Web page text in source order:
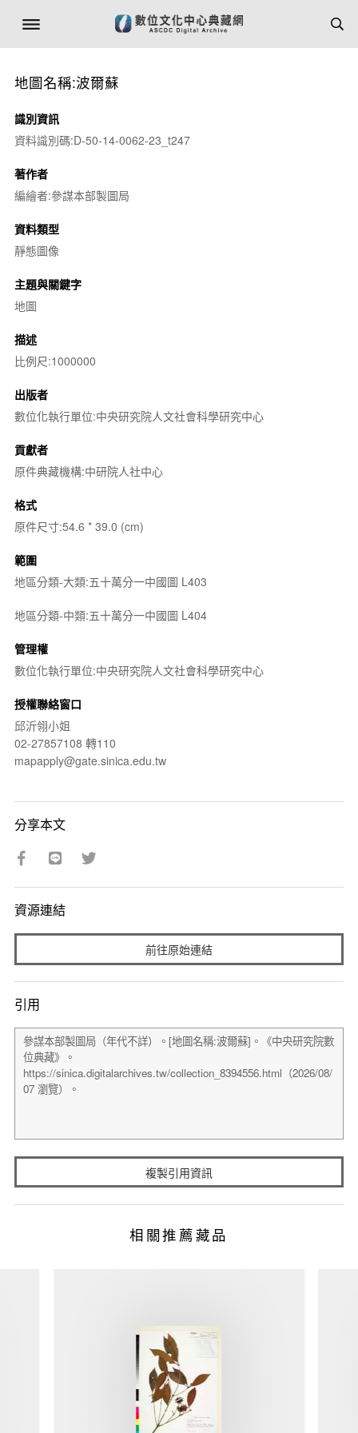
地圖名稱:波爾蘇
識別資訊
資料識別碼:D-50-14-0062-23_t247
著作者
編繪者:參謀本部製圖局
資料類型
靜態圖像
主題與關鍵字
地圖
描述
比例尺:1000000
出版者
數位化執行單位:中央研究院人文社會科學研究中心
貢獻者
原件典藏機構:中研院人社中心
格式
原件尺寸:54.6 * 39.0 (cm)
範圍
地區分類-大類:五十萬分一中國圖 L403
地區分類-中類:五十萬分一中國圖 L404
管理權
數位化執行單位:中央研究院人文社會科學研究中心
授權聯絡窗口
邱沂翎小姐
02-27857108 轉110
mapapply@gate.sinica.edu.tw
分享本文
資源連結
前往原始連結
引用
複製引用資訊
相關推薦藏品